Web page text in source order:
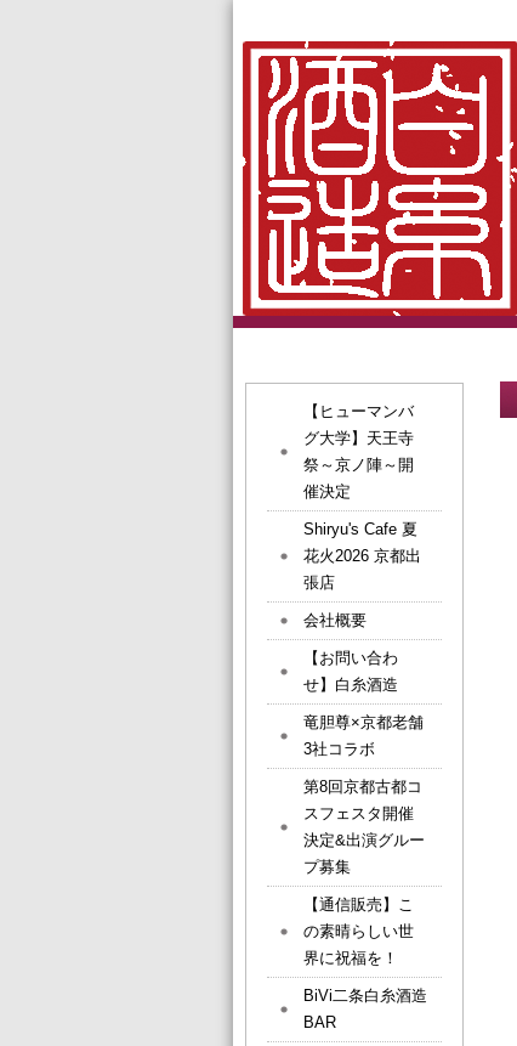
【ヒューマンバ
グ大学】天王寺
祭～京ノ陣～開
催決定
Shiryu's Cafe 夏
花火2026 京都出
張店
会社概要
【お問い合わ
せ】白糸酒造
竜胆尊×京都老舗
3社コラボ
第8回京都古都コ
スフェスタ開催
決定&出演グルー
プ募集
【通信販売】こ
の素晴らしい世
界に祝福を！
BiVi二条白糸酒造
BAR